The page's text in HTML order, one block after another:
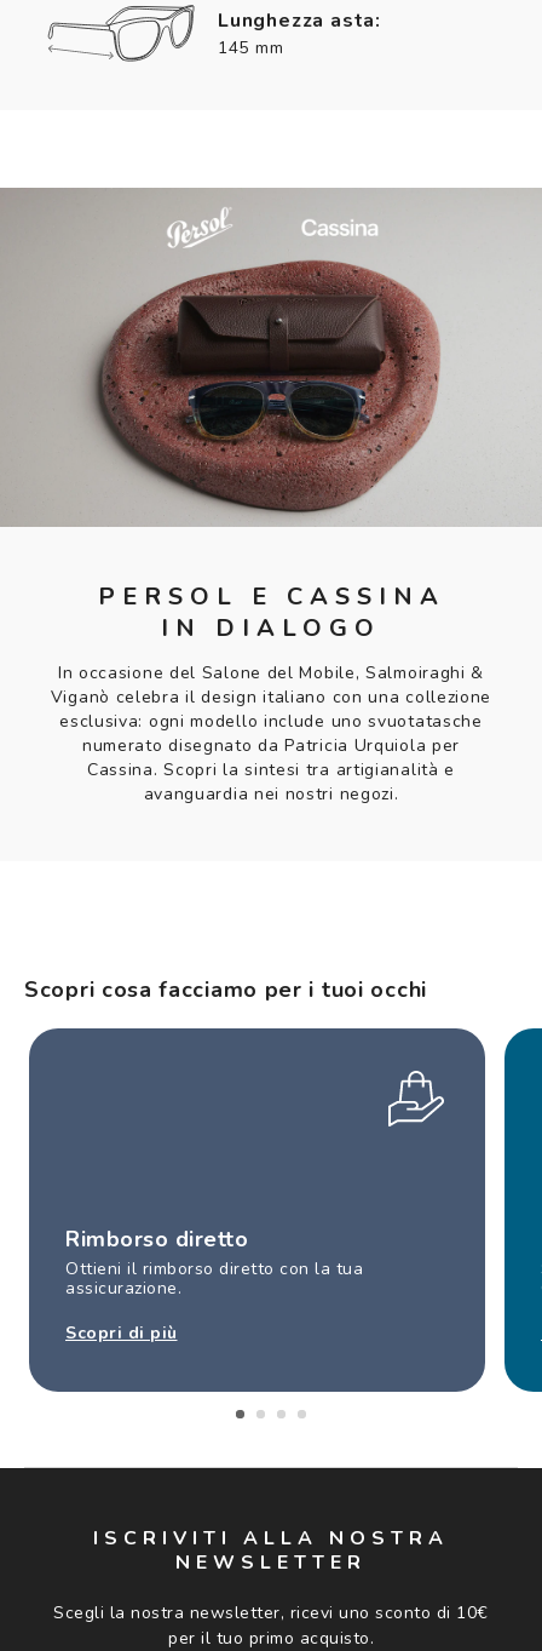
Lunghezza asta:
145 mm
PERSOL E CASSINA
IN DIALOGO
In occasione del Salone del Mobile, Salmoiraghi &
Viganò celebra il design italiano con una collezione
esclusiva: ogni modello include uno svuotatasche
numerato disegnato da Patricia Urquiola per
Cassina. Scopri la sintesi tra artigianalità e
avanguardia nei nostri negozi.
Scopri cosa facciamo per i tuoi occhi
Rimborso diretto
Ottieni il rimborso diretto con la tua
assicurazione.
Scopri di più
ISCRIVITI ALLA NOSTRA
NEWSLETTER
Scegli la nostra newsletter, ricevi uno sconto di 10€
per il tuo primo acquisto.